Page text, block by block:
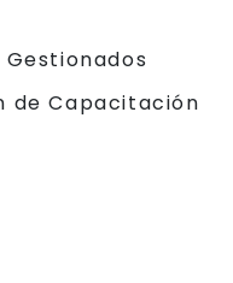
de Capacitación